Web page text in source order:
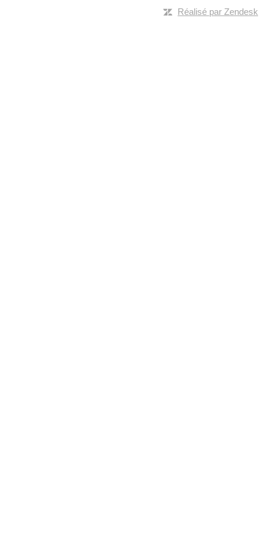
Réalisé par Zendesk